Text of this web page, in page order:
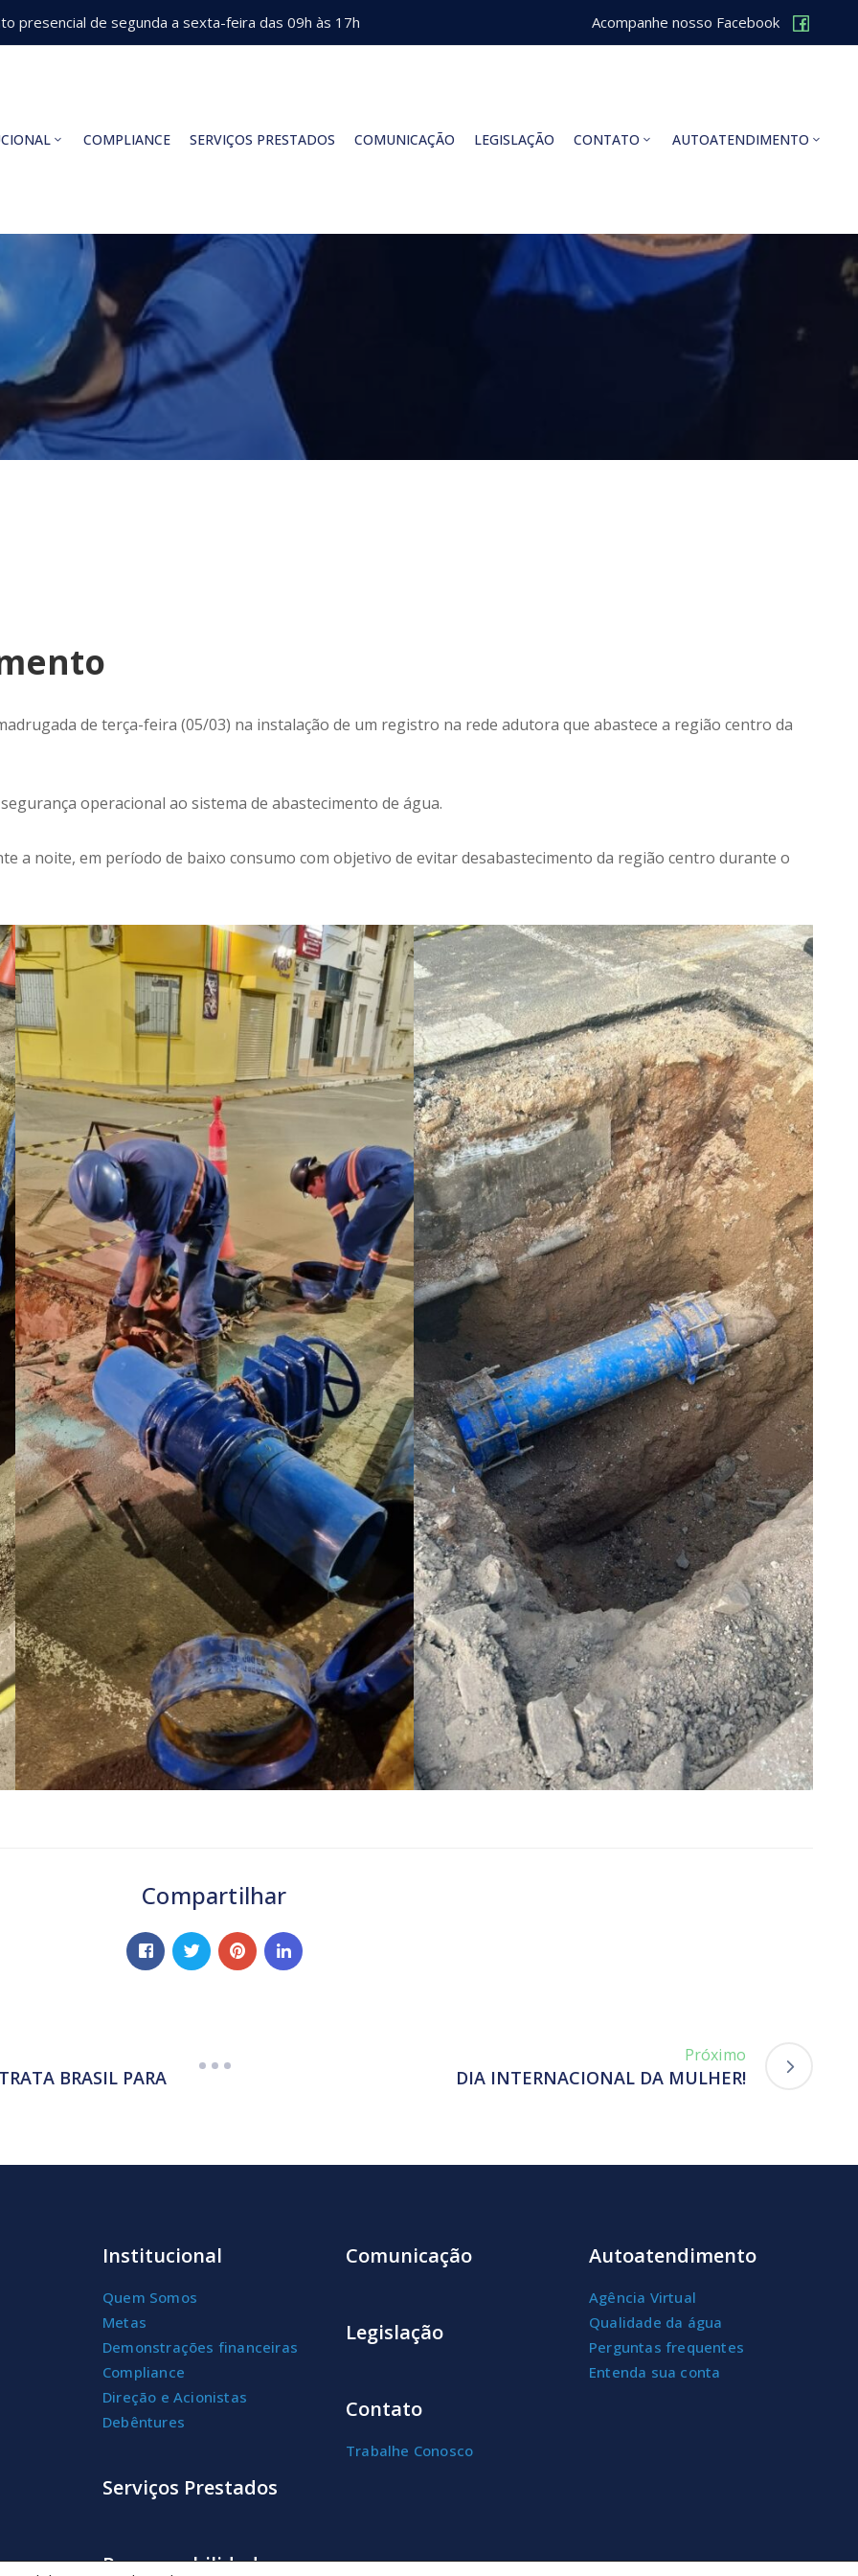
presencial de segunda a sexta-feira das 09h às 17h Acompanhe nosso Facebook
COMPLIANCE SERVIÇOS PRESTADOS COMUNICAÇÃO LEGISLAÇÃO CONTATO AUTOATENDIMENTO
de terça-feira (05/03) na instalação de um registro na rede adutora que abastece a região centro da
operacional ao sistema de abastecimento de água.
a noite, em período de baixo consumo com objetivo de evitar desabastecimento da região centro durante o
Compartilhar
BRASIL PARA
Próximo
DIA INTERNACIONAL DA MULHER!
Institucional
Quem Somos
Metas
Demonstrações financeiras
Compliance
Direção e Acionistas
Debêntures
Serviços Prestados
Responsabilidades
Comunicação
Legislação
Contato
Trabalhe Conosco
Autoatendimento
Agência Virtual
Qualidade da água
Perguntas frequentes
Entenda sua conta